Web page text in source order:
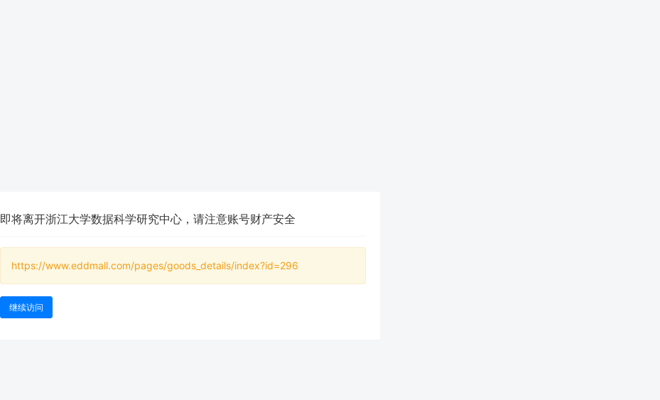
即将离开浙江大学数据科学研究中心，请注意账号财产安全
https://www.eddmall.com/pages/goods_details/index?id=296
继续访问